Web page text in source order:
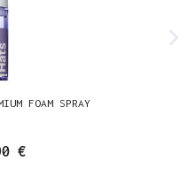
FOAM SPRAY
€